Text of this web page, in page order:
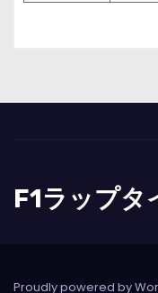
F1ラップタ
Proudly powered by